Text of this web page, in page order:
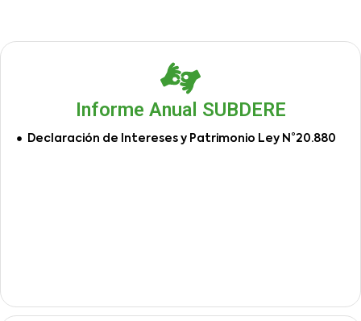
Informe Anual SUBDERE
Declaración de Intereses y Patrimonio Ley N°20.880